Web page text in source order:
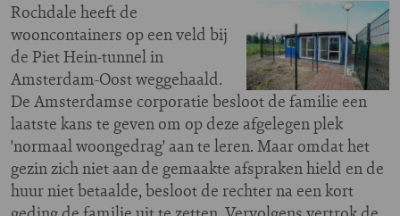
Rochdale heeft de
wooncontainers op een veld bij
de Piet Hein-tunnel in
Amsterdam-Oost weggehaald.
De Amsterdamse corporatie besloot de familie een
laatste kans te geven om op deze afgelegen plek
'normaal woongedrag' aan te leren. Maar omdat het
gezin zich niet aan de gemaakte afspraken hield en de
huur niet betaalde, besloot de rechter na een kort